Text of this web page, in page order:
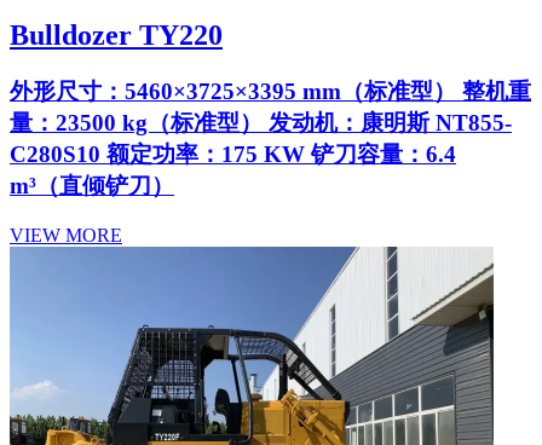
Bulldozer TY220
外形尺寸：5460×3725×3395 mm（标准型） 整机重
量：23500 kg（标准型） 发动机：康明斯 NT855-
C280S10 额定功率：175 KW 铲刀容量：6.4
m³（直倾铲刀）
VIEW MORE